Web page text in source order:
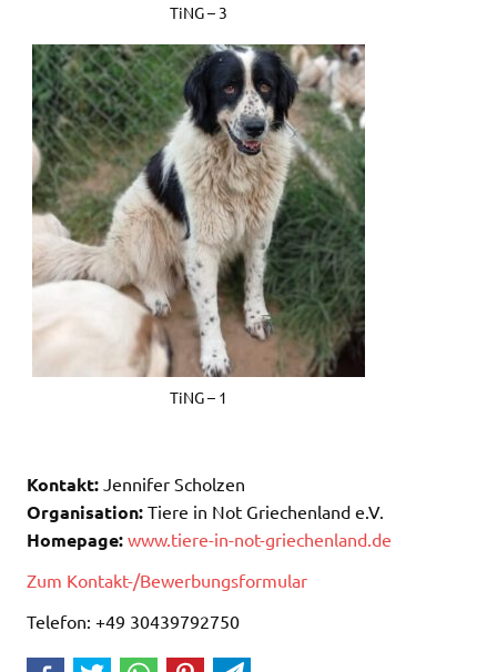
TiNG – 3
TiNG – 1
Kontakt: Jennifer Scholzen
Organisation: Tiere in Not Griechenland e.V.
Homepage: www.tiere-in-not-griechenland.de
Zum Kontakt-/Bewerbungsformular
Telefon: +49 30439792750